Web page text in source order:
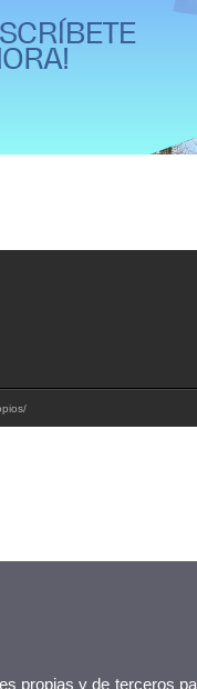
propias y de terceros